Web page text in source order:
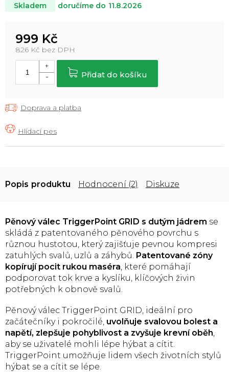
Skladem doručíme do 11.8.2026
999 Kč
826 Kč bez DPH
cena:
Přidat do košíku
Doprava a platba
Popis Hodnocení (2) Diskuze
Pěnový válec TriggerPoint GRID s dutým jádrem se
skládá z patentovaného pěnového povrchu s
různou hustotou, který zajišťuje pevnou kompresi
zatuhlých svalů, uzlů a záhybů. Patentované zóny
kopírují pocit rukou maséra, které pomáhají
podporovat tok krve a kyslíku, klíčových živin
potřebných k obnově svalů.
Pěnový válec TriggerPoint GRID, ideální pro
začátečníky i pokročilé, uvolňuje svalovou bolest a
napětí, zlepšuje pohyblivost a zvyšuje krevní oběh,
aby se uživatelé mohli lépe hýbat a cítit.
TriggerPoint umožňuje lidem všech životních stylů
hýbat se a cítit se lépe.